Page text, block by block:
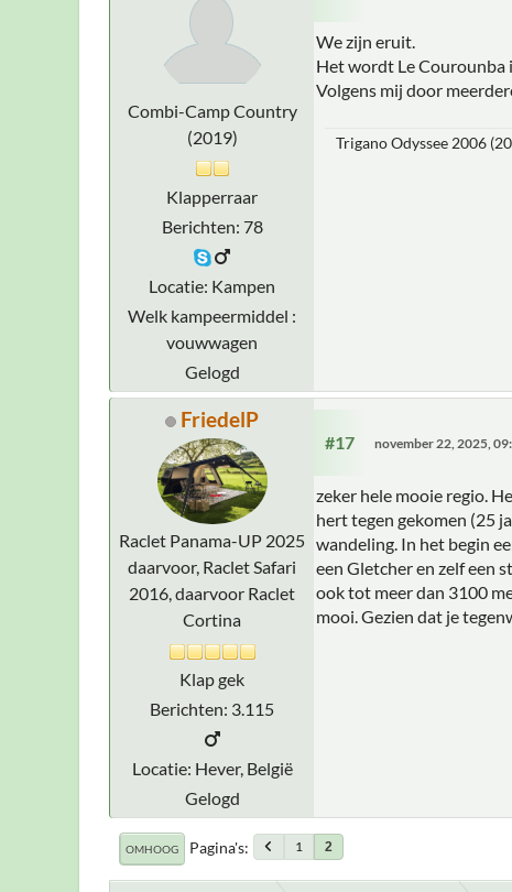
Combi-Camp Country
(2019)
Klapperraar
Berichten: 78
Locatie: Kampen
Welk kampeermiddel :
vouwwagen
Gelogd
We zijn eruit.
Het wordt Le Courounba
Volgens mij door
Trigano Odyssee 2006
FriedelP
Raclet Panama-UP 2025
daarvoor, Raclet Safari
2016, daarvoor Raclet
Cortina
Klap gek
Berichten: 3.115
Locatie: Hever, België
Gelogd
#17 november 22, 2025,
zeker hele mooie regio.
hert tegen gekomen (25
wandeling. In het begin
een Gletcher en zelf een
ook tot meer dan 3100
mooi. Gezien dat je
OMHOOG Pagina's 1 2